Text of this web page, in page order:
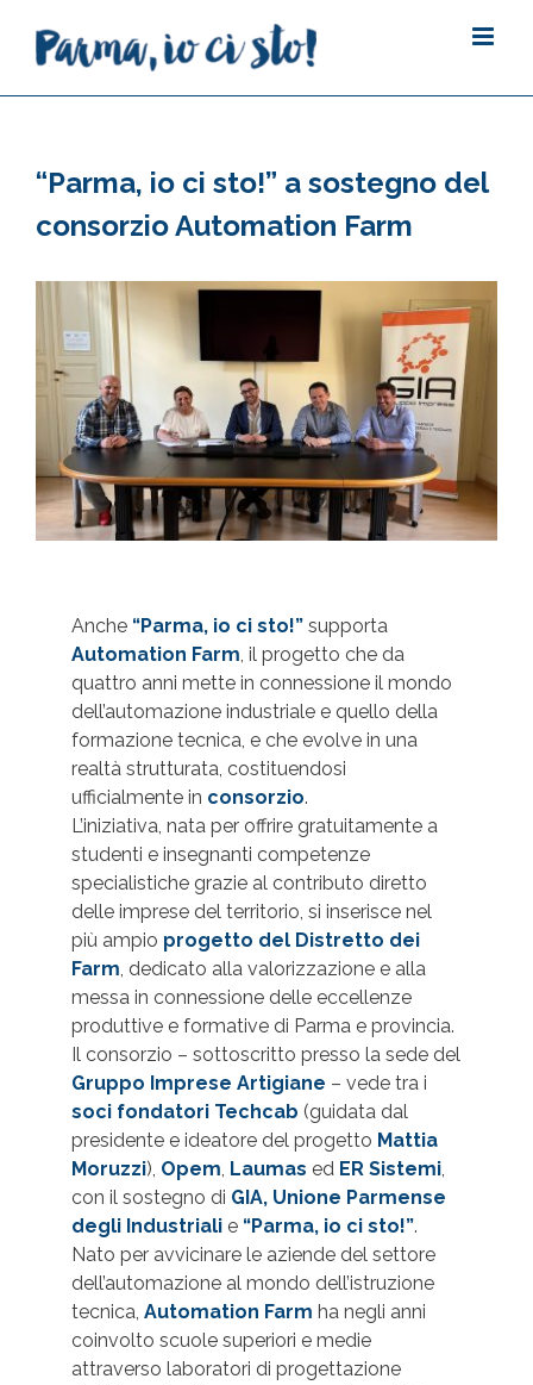
contenuto
“Parma, io ci sto!” a sostegno del
consorzio Automation Farm
Ingrandisci
immagine
Anche “Parma, io ci sto!” supporta
Automation Farm, il progetto che da
quattro anni mette in connessione il mondo
dell’automazione industriale e quello della
formazione tecnica, e che evolve in una
realtà strutturata, costituendosi
ufficialmente in consorzio.
L’iniziativa, nata per offrire gratuitamente a
studenti e insegnanti competenze
specialistiche grazie al contributo diretto
delle imprese del territorio, si inserisce nel
più ampio progetto del Distretto dei
Farm, dedicato alla valorizzazione e alla
messa in connessione delle eccellenze
produttive e formative di Parma e provincia.
Il consorzio – sottoscritto presso la sede del
Gruppo Imprese Artigiane – vede tra i
soci fondatori Techcab (guidata dal
presidente e ideatore del progetto Mattia
Moruzzi), Opem, Laumas ed ER Sistemi,
con il sostegno di GIA, Unione Parmense
degli Industriali e “Parma, io ci sto!”.
Nato per avvicinare le aziende del settore
dell’automazione al mondo dell’istruzione
tecnica, Automation Farm ha negli anni
coinvolto scuole superiori e medie
attraverso laboratori di progettazione